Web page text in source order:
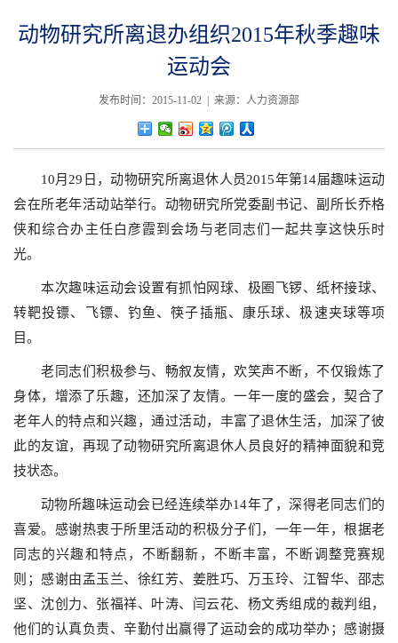
动物研究所离退办组织2015年秋季趣味
运动会
发布时间：2015-11-02 | 来源：人力资源部
10月29日，动物研究所离退休人员2015年第14届趣味运动
会在所老年活动站举行。动物研究所党委副书记、副所长乔格
侠和综合办主任白彦霞到会场与老同志们一起共享这快乐时
光。
本次趣味运动会设置有抓怕网球、 极圈飞锣、纸杯接球、
转靶投镖、飞镖、钓鱼、筷子插瓶、康乐球、极速夹球等项
目。
老同志们积极参与、畅叙友情，欢笑声不断，不仅锻炼了
身体，增添了乐趣，还加深了友情。一年一度的盛会，契合了
老年人的特点和兴趣，通过活动，丰富了退休生活，加深了彼
此的友谊，再现了动物研究所离退休人员良好的精神面貌和竞
技状态。
动物所趣味运动会已经连续举办14年了，深得老同志们的
喜爱。感谢热衷于所里活动的积极分子们，一年一年，根据老
同志的兴趣和特点，不断翻新，不断丰富，不断调整竞赛规
则；感谢由孟玉兰、徐红芳、姜胜巧、万玉玲、江智华、邵志
坚、沈创力、张福祥、叶涛、闫云花、杨文秀组成的裁判组，
他们的认真负责、辛勤付出赢得了运动会的成功举办；感谢摄